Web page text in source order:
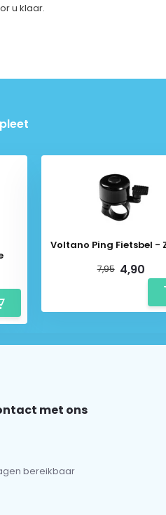
u klaar.
Voltano Ping Fietsbel -
7,95 4,90
met ons
bereikbaar